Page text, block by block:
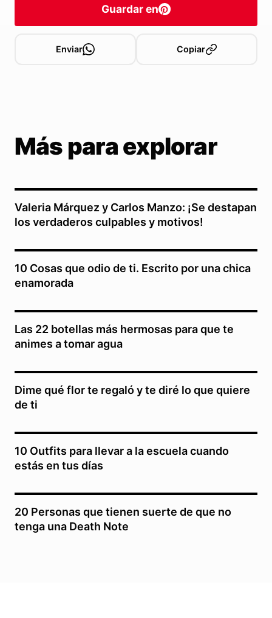
Guardar en
Enviar Copiar
Más para explorar
Valeria Márquez y Carlos Manzo: ¡Se destapan
los verdaderos culpables y motivos!
10 Cosas que odio de ti. Escrito por una chica
enamorada
Las 22 botellas más hermosas para que te
animes a tomar agua
Dime qué flor te regaló y te diré lo que quiere
de ti
10 Outfits para llevar a la escuela cuando
estás en tus días
20 Personas que tienen suerte de que no
tenga una Death Note